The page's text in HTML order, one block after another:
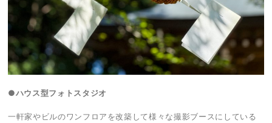
●ハウス型フォトスタジオ
一軒家やビルのワンフロアを改築して様々な撮影ブースにしている